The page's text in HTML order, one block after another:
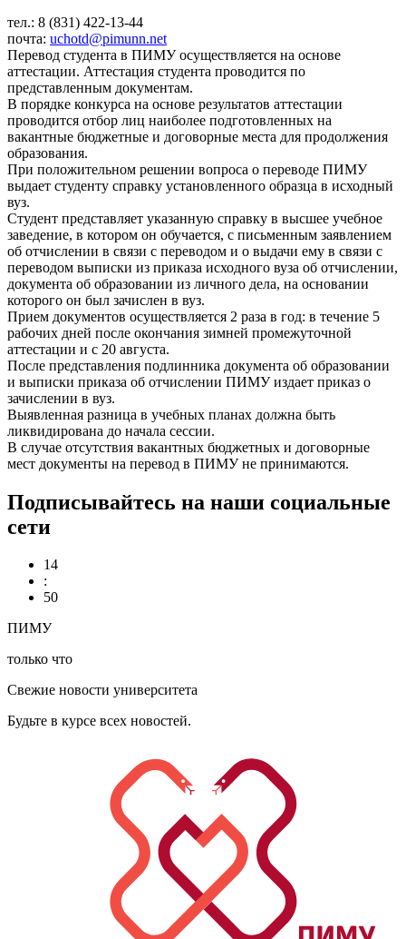
тел.: 8 (831) 422-13-44
почта: uchotd@pimunn.net
Перевод студента в ПИМУ осуществляется на основе
аттестации. Аттестация студента проводится по
представленным документам.
В порядке конкурса на основе результатов аттестации
проводится отбор лиц наиболее подготовленных на
вакантные бюджетные и договорные места для продолжения
образования.
При положительном решении вопроса о переводе ПИМУ
выдает студенту справку установленного образца в исходный
вуз.
Студент представляет указанную справку в высшее учебное
заведение, в котором он обучается, с письменным заявлением
об отчислении в связи с переводом и о выдачи ему в связи с
переводом выписки из приказа исходного вуза об отчислении,
документа об образовании из личного дела, на основании
которого он был зачислен в вуз.
Прием документов осуществляется 2 раза в год: в течение 5
рабочих дней после окончания зимней промежуточной
аттестации и с 20 августа.
После представления подлинника документа об образовании
и выписки приказа об отчислении ПИМУ издает приказ о
зачислении в вуз.
Выявленная разница в учебных планах должна быть
ликвидирована до начала сессии.
В случае отсутствия вакантных бюджетных и договорные
мест документы на перевод в ПИМУ не принимаются.
Подписывайтесь на наши социальные
сети
14
:
50
ПИМУ
только что
Свежие новости университета
Будьте в курсе всех новостей.